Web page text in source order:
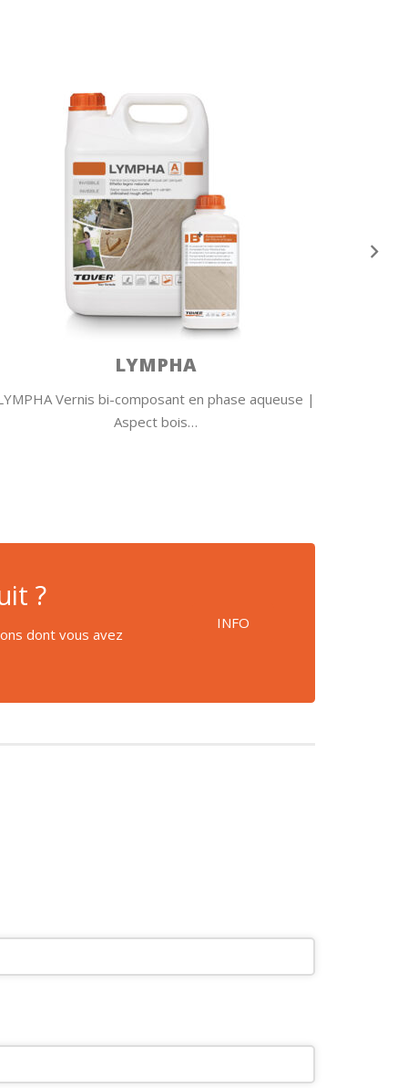
LYMPHA
Vernis bi-composant en phase aqueuse |
Aspect bois…
?
dont vous avez
INFO